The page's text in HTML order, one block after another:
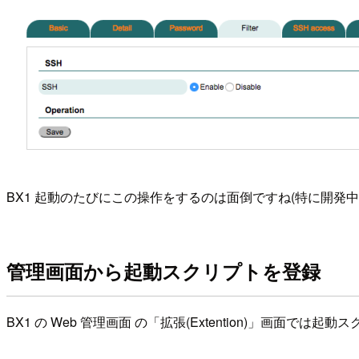
BX1 起動のたびにこの操作をするのは面倒ですね(特に開発
管理画面から起動スクリプトを登録
BX1 の Web 管理画面 の「拡張(Extention)」画面では起動